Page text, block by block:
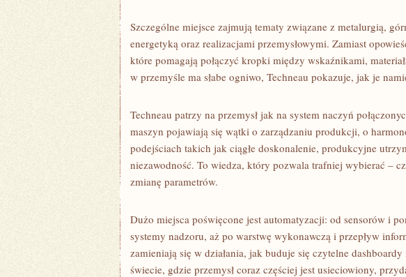
Szczególne miejsce zajmują tematy związane z metalurgią,
energetyką oraz realizacjami przemysłowymi. Zamiast
które pomagają połączyć kropki między wskaźnikami,
w przemyśle ma słabe ogniwo, Techneau pokazuje, jak je
Techneau patrzy na przemysł jak na system naczyń
maszyn pojawiają się wątki o zarządzaniu produkcji, o
podejściach takich jak ciągłe doskonalenie, produkcyjne
niezawodność. To wiedza, który pozwala trafniej wybierać –
zmianę parametrów.
Dużo miejsca poświęcone jest automatyzacji: od sensorów i
systemy nadzoru, aż po warstwę wykonawczą i przepływ
zamieniają się w działania, jak buduje się czytelne
świecie, gdzie przemysł coraz częściej jest usieciowiony,